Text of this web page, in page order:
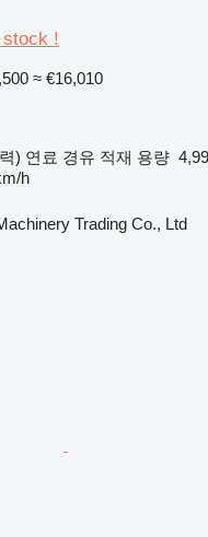
stock !
≈ €16,010
) 연료 경유 적재 용량
h
Trading Co., Ltd